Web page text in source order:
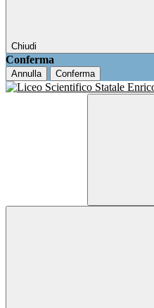
Chiudi
Conferma
Annulla Conferma